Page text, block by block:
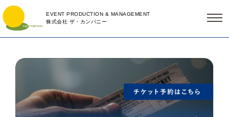
EVENT PRODUCTION & MANAGEMENT
株式会社 ザ・カンパニー